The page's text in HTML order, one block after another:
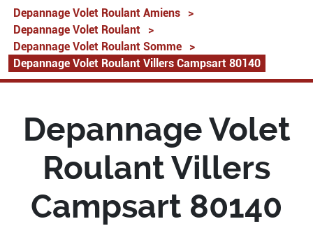
Depannage Volet Roulant Amiens
>
Depannage Volet Roulant
>
Depannage Volet Roulant Somme
>
Depannage Volet Roulant Villers Campsart 80140
Depannage Volet
Roulant Villers
Campsart 80140